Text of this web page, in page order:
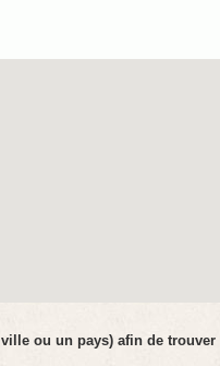
ou un pays) afin de